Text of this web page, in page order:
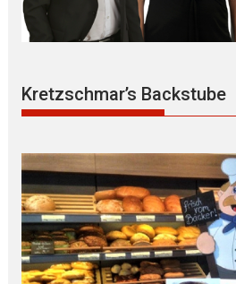
Kretzschmar’s Backstube